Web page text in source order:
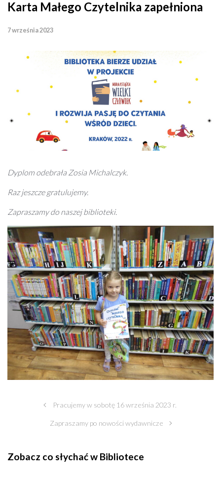
Karta Małego Czytelnika zapełniona
7 września 2023
Dyplom odebrała Zosia Michalczyk.
Raz jeszcze gratulujemy.
Zapraszamy do naszej biblioteki.
Pracujemy w sobotę 16 września 2023 r.
Zapraszamy po nowości wydawnicze
Zobacz co słychać w Bibliotece